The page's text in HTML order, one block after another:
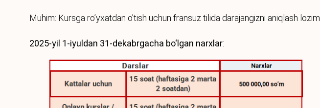
Muhim: Kursga ro’yxatdan o’tish uchun fransuz tilida darajangizni aniqlash lozim.
2025-yil 1-iyuldan 31-dekabrgacha bo‘lgan narxlar: